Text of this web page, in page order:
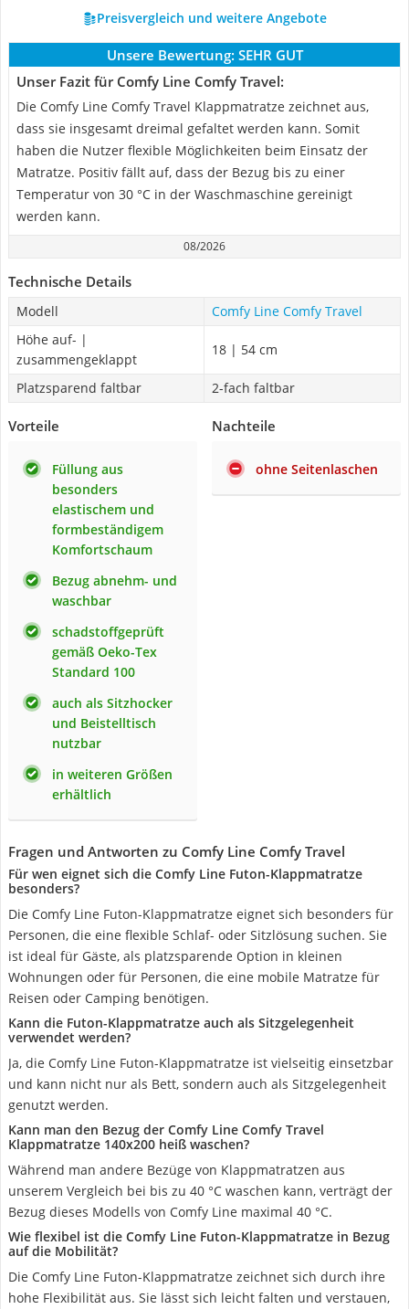
Preisvergleich und weitere Angebote
Unsere Bewertung: SEHR GUT
Unser Fazit für Comfy Line Comfy Travel:
Die Comfy Line Comfy Travel Klappmatratze zeichnet aus,
dass sie insgesamt dreimal gefaltet werden kann. Somit
haben die Nutzer flexible Möglichkeiten beim Einsatz der
Matratze. Positiv fällt auf, dass der Bezug bis zu einer
Temperatur von 30 °C in der Waschmaschine gereinigt
werden kann.
08/2026
Technische Details
Modell
Comfy Line Comfy Travel
Höhe auf- |
zusammengeklappt
18 | 54 cm
Platzsparend faltbar 2-fach faltbar
Vorteile
Füllung aus
besonders
elastischem und
formbeständigem
Komfortschaum
Bezug abnehm- und
waschbar
schadstoffgeprüft
gemäß Oeko-Tex
Standard 100
auch als Sitzhocker
und Beistelltisch
nutzbar
in weiteren Größen
erhältlich
Nachteile
ohne Seitenlaschen
Fragen und Antworten zu Comfy Line Comfy Travel
Für wen eignet sich die Comfy Line Futon-Klappmatratze
besonders?
Die Comfy Line Futon-Klappmatratze eignet sich besonders für
Personen, die eine flexible Schlaf- oder Sitzlösung suchen. Sie
ist ideal für Gäste, als platzsparende Option in kleinen
Wohnungen oder für Personen, die eine mobile Matratze für
Reisen oder Camping benötigen.
Kann die Futon-Klappmatratze auch als Sitzgelegenheit
verwendet werden?
Ja, die Comfy Line Futon-Klappmatratze ist vielseitig einsetzbar
und kann nicht nur als Bett, sondern auch als Sitzgelegenheit
genutzt werden.
Kann man den Bezug der Comfy Line Comfy Travel
Klappmatratze 140x200 heiß waschen?
Während man andere Bezüge von Klappmatratzen aus
unserem Vergleich bei bis zu 40 °C waschen kann, verträgt der
Bezug dieses Modells von Comfy Line maximal 40 °C.
Wie flexibel ist die Comfy Line Futon-Klappmatratze in Bezug
auf die Mobilität?
Die Comfy Line Futon-Klappmatratze zeichnet sich durch ihre
hohe Flexibilität aus. Sie lässt sich leicht falten und verstauen,